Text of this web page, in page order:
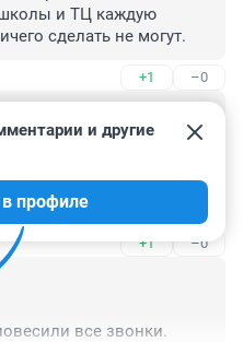
и ТЦ каждую
сделать не могут.
+1 –0
против него нет.
хренью заниматься.
+1 –0
и другие
профиле
все звонки.